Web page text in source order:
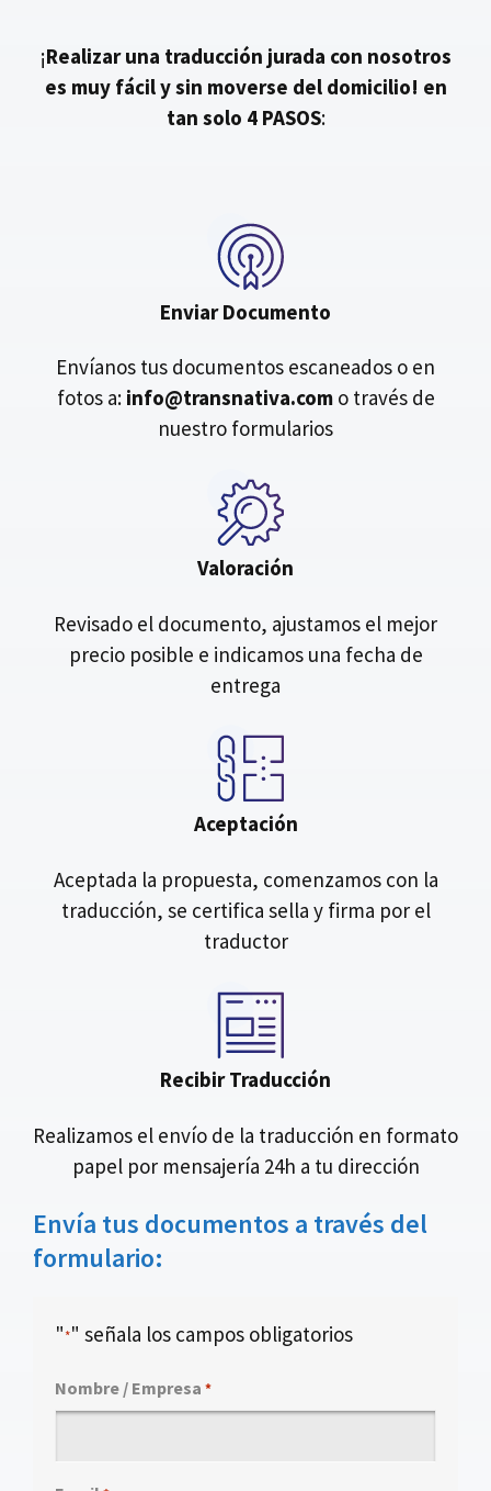
¡Realizar una traducción jurada con nosotros
es muy fácil y sin moverse del domicilio! en
tan solo 4 PASOS:
Enviar Documento
Envíanos tus documentos escaneados o en
fotos a: info@transnativa.como través de
nuestro formularios
Valoración
Revisado el documento, ajustamos el mejor
precio posible e indicamos una fecha de
entrega
Aceptación
Aceptada la propuesta, comenzamos con la
traducción, se certifica sella y firma por el
traductor
Recibir Traducción
Realizamos el envío de la traducción en formato
papel por mensajería 24h a tu dirección
Envía tus documentos a través del
formulario:
"*" señala los campos obligatorios
Nombre / Empresa *